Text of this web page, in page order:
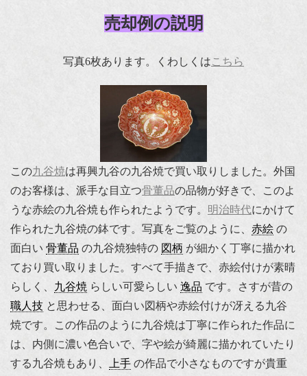
売却例の説明
写真6枚あります。くわしくはこちら
この九谷焼は再興九谷の九谷焼で買い取りしました。外国
のお客様は、派手な目立つ骨董品の品物が好きで、このよ
うな赤絵の九谷焼も作られたようです。 明治時代にかけて
作られた九谷焼の鉢です。写真をご覧のように、 赤絵 の
面白い 骨董品 の九谷焼独特の 図柄 が細かく丁寧に描かれ
ており買い取りました。すべて手描きで、赤絵付けが素晴
らしく、 九谷焼 らしい可愛らしい 逸品 です。さすが昔の
職人技 と思わせる、面白い図柄や赤絵付けが冴える九谷
焼です。この作品のように九谷焼は丁寧に作られた作品に
は、内側に濃い色合いで、字や絵が綺麗に描かれていたり
する九谷焼もあり、 上手 の作品で小さなものですが貴重